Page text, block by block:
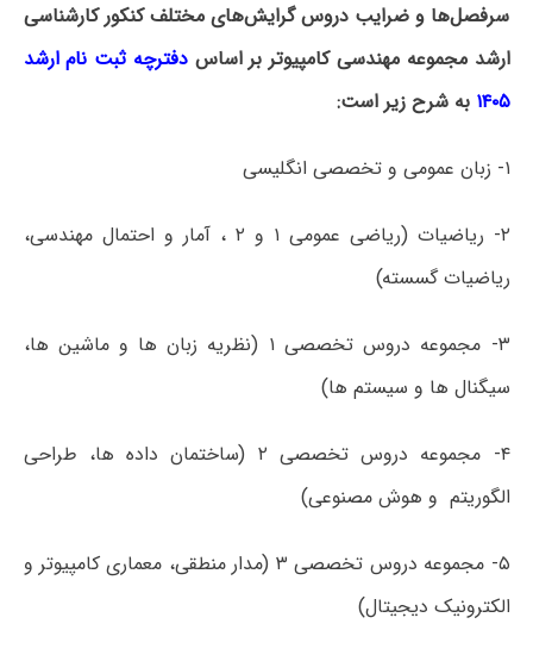
سرفصل‌ها و ضرایب دروس گرایش‌های مختلف کنکور کارشناسی
ارشد مجموعه مهندسی کامپیوتر بر اساس دفترچه ثبت نام ارشد
۱۴۰۵ به شرح زیر است:
۱- زبان عمومی و تخصصی انگلیسی
۲- ریاضیات (ریاضی عمومی ۱ و ۲ ، آمار و احتمال مهندسی،
ریاضیات گسسته)
۳- مجموعه دروس تخصصی ۱ (نظریه زبان ها و ماشین ها،
سیگنال ها و سیستم ها)
۴- مجموعه دروس تخصصی ۲ (ساختمان داده ها، طراحی
الگوریتم و هوش مصنوعی)
۵- مجموعه دروس تخصصی ۳ (مدار منطقی، معماری کامپیوتر و
الکترونیک دیجیتال)